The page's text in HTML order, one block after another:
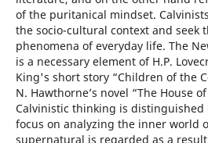
of the puritanical mindset.
the socio-cultural context and seek
phenomena of everyday life. The
is a necessary element of H.P.
King's short story “Children of the
N. Hawthorne’s novel “The House
Calvinistic thinking is
focus on analyzing the inner world
supernatural is regarded as a